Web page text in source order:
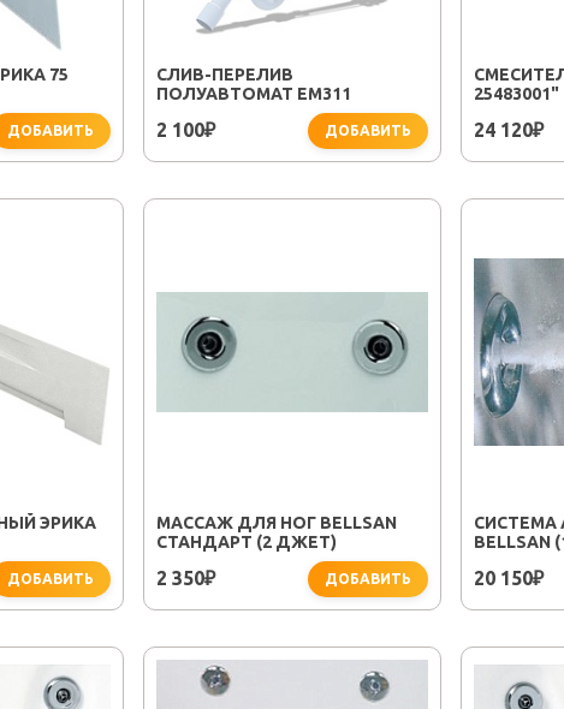
75
ДОБАВИТЬ
CЛИВ-ПЕРЕЛИВ
ПОЛУАВТОМАТ EM311
2 100₽ ДОБАВИТЬ
25483001"
24 120₽
ЭРИКА
ДОБАВИТЬ
МАССАЖ ДЛЯ НОГ BELLSAN
СТАНДАРТ (2 ДЖЕТ)
2 350₽ ДОБАВИТЬ
СИСТЕМА
20 150₽